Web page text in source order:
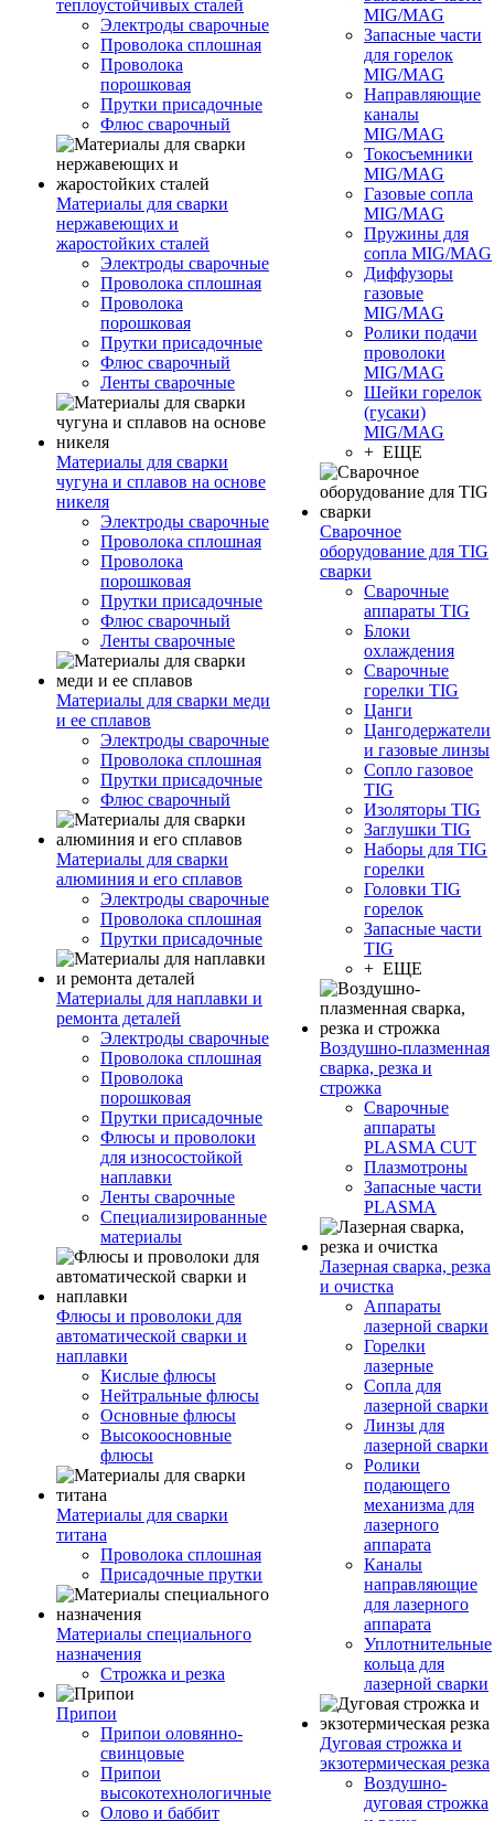
теплоустойчивых сталей
Электроды сварочные
Проволока сплошная
Проволока
порошковая
Прутки присадочные
Флюс сварочный
Материалы для сварки
нержавеющих и
жаростойких сталей
Электроды сварочные
Проволока сплошная
Проволока
порошковая
Прутки присадочные
Флюс сварочный
Ленты сварочные
Материалы для сварки
чугуна и сплавов на основе
никеля
Электроды сварочные
Проволока сплошная
Проволока
порошковая
Прутки присадочные
Флюс сварочный
Ленты сварочные
Материалы для сварки меди
и ее сплавов
Электроды сварочные
Проволока сплошная
Прутки присадочные
Флюс сварочный
Материалы для сварки
алюминия и его сплавов
Электроды сварочные
Проволока сплошная
Прутки присадочные
Материалы для наплавки и
ремонта деталей
Электроды сварочные
Проволока сплошная
Проволока
порошковая
Прутки присадочные
Флюсы и проволоки
для износостойкой
наплавки
Ленты сварочные
Специализированные
материалы
Флюсы и проволоки для
автоматической сварки и
наплавки
Кислые флюсы
Нейтральные флюсы
Основные флюсы
Высокоосновные
флюсы
Материалы для сварки
титана
Проволока сплошная
Присадочные прутки
Материалы специального
назначения
Строжка и резка
Припои
Припои оловянно-
свинцовые
Припои
высокотехнологичные
Олово и баббит
MIG/MAG
Запасные части
для горелок
MIG/MAG
Направляющие
каналы
MIG/MAG
Токосъемники
MIG/MAG
Газовые сопла
MIG/MAG
Пружины для
сопла MIG/MAG
Диффузоры
газовые
MIG/MAG
Ролики подачи
проволоки
MIG/MAG
Шейки горелок
(гусаки)
MIG/MAG
+ ЕЩЕ
Сварочное
оборудование для TIG
сварки
Сварочные
аппараты TIG
Блоки
охлаждения
Сварочные
горелки TIG
Цанги
Цангодержатели
и газовые линзы
Сопло газовое
TIG
Изоляторы TIG
Заглушки TIG
Наборы для TIG
горелки
Головки TIG
горелок
Запасные части
TIG
+ ЕЩЕ
Воздушно-плазменная
сварка, резка и
строжка
Сварочные
аппараты
PLASMA CUT
Плазмотроны
Запасные части
PLASMA
Лазерная сварка, резка
и очистка
Аппараты
лазерной сварки
Горелки
лазерные
Сопла для
лазерной сварки
Линзы для
лазерной сварки
Ролики
подающего
механизма для
лазерного
аппарата
Каналы
направляющие
для лазерного
аппарата
Уплотнительные
кольца для
лазерной сварки
Дуговая строжка и
экзотермическая резка
Воздушно-
дуговая строжка